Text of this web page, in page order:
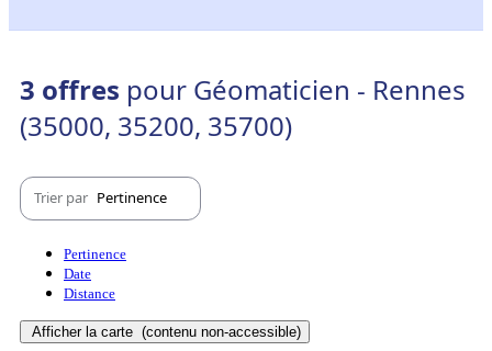
3 offres pour Géomaticien - Rennes
(35000, 35200, 35700)
Trier par Pertinence
Pertinence
Date
Distance
Afficher la carte (contenu non-accessible)